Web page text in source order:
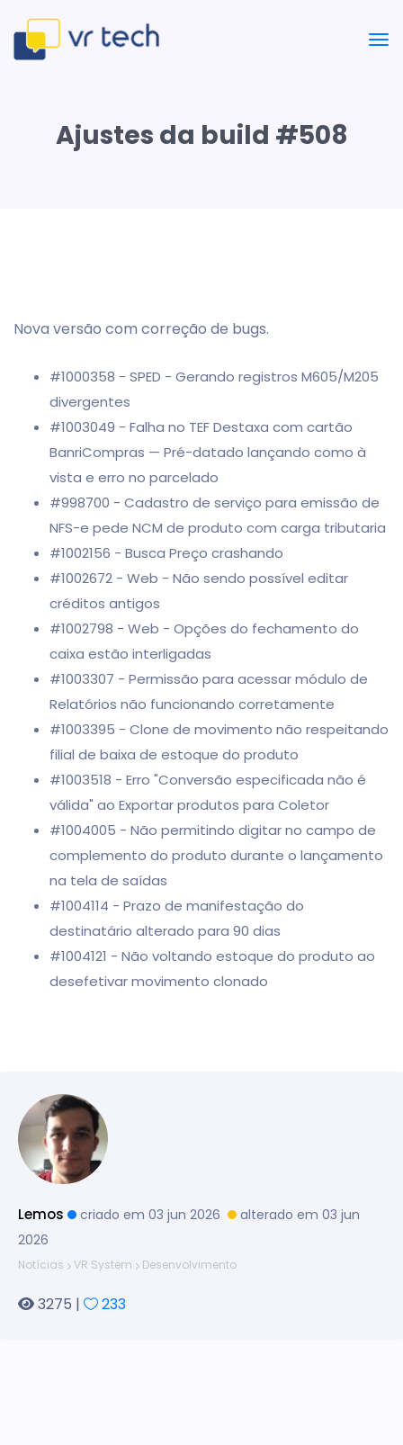
Ajustes da build #508
Nova versão com correção de bugs.
#1000358 - SPED - Gerando registros M605/M205
divergentes
#1003049 - Falha no TEF Destaxa com cartão
BanriCompras — Pré-datado lançando como à
vista e erro no parcelado
#998700 - Cadastro de serviço para emissão de
NFS-e pede NCM de produto com carga tributaria
#1002156 - Busca Preço crashando
#1002672 - Web - Não sendo possível editar
créditos antigos
#1002798 - Web - Opções do fechamento do
caixa estão interligadas
#1003307 - Permissão para acessar módulo de
Relatórios não funcionando corretamente
#1003395 - Clone de movimento não respeitando
filial de baixa de estoque do produto
#1003518 - Erro "Conversão especificada não é
válida" ao Exportar produtos para Coletor
#1004005 - Não permitindo digitar no campo de
complemento do produto durante o lançamento
na tela de saídas
#1004114 - Prazo de manifestação do
destinatário alterado para 90 dias
#1004121 - Não voltando estoque do produto ao
desefetivar movimento clonado
Lemos criado em 03 jun 2026
alterado em 03 jun
2026
Notícias VR System Desenvolvimento
3275 | 233